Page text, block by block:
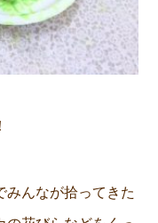
みんなが拾ってきた